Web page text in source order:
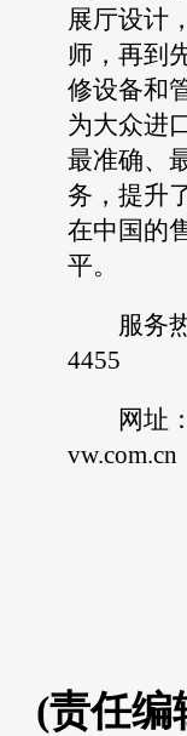
展厅设计
师，再到
修设备和
为大众进
最准确、
务，提升
在中国的
平。
服务热
4455
网址：
vw.com.cn
(责任编